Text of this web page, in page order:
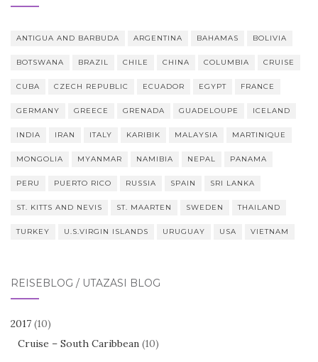
ANTIGUA AND BARBUDA ARGENTINA BAHAMAS BOLIVIA
BOTSWANA BRAZIL CHILE CHINA COLUMBIA CRUISE
CUBA CZECH REPUBLIC ECUADOR EGYPT FRANCE
GERMANY GREECE GRENADA GUADELOUPE ICELAND
INDIA IRAN ITALY KARIBIK MALAYSIA MARTINIQUE
MONGOLIA MYANMAR NAMIBIA NEPAL PANAMA
PERU PUERTO RICO RUSSIA SPAIN SRI LANKA
ST. KITTS AND NEVIS ST. MAARTEN SWEDEN THAILAND
TURKEY U.S.VIRGIN ISLANDS URUGUAY USA VIETNAM
REISEBLOG / UTAZÁSI BLOG
2017 (10)
Cruise – South Caribbean (10)